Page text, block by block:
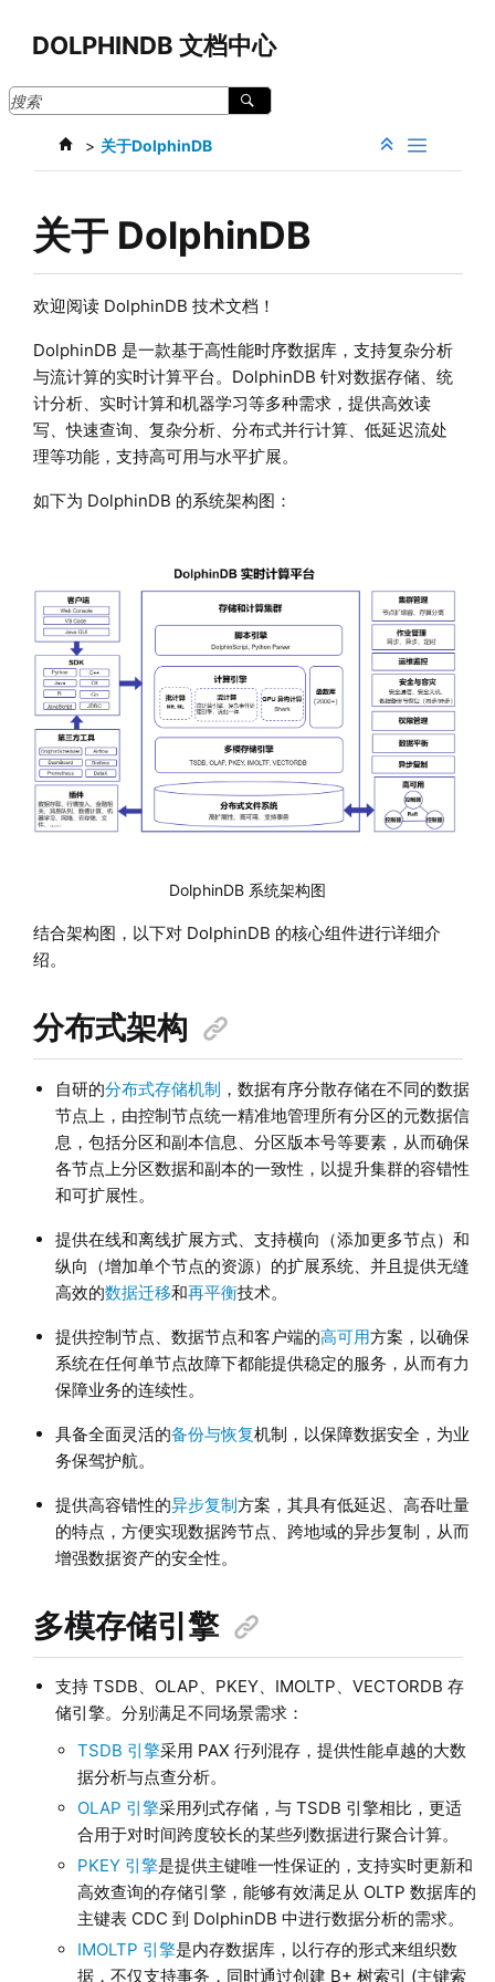
DOLPHINDB 文档中心
关于DolphinDB
关于 DolphinDB
欢迎阅读 DolphinDB 技术文档！
DolphinDB 是一款基于高性能时序数据库，支持复杂分析
与流计算的实时计算平台。DolphinDB 针对数据存储、统
计分析、实时计算和机器学习等多种需求，提供高效读
写、快速查询、复杂分析、分布式并行计算、低延迟流处
理等功能，支持高可用与水平扩展。
如下为 DolphinDB 的系统架构图：
DolphinDB 系统架构图
结合架构图，以下对 DolphinDB 的核心组件进行详细介
绍。
分布式架构
自研的分布式存储机制 ，数据有序分散存储在不同的数据
节点上，由控制节点统一精准地管理所有分区的元数据信
息，包括分区和副本信息、分区版本号等要素，从而确保
各节点上分区数据和副本的一致性，以提升集群的容错性
和可扩展性。
提供在线和离线扩展方式、支持横向（添加更多节点）和
纵向（增加单个节点的资源）的扩展系统、并且提供无缝
高效的数据迁移和再平衡技术。
提供控制节点、数据节点和客户端的高可用方案，以确保
系统在任何单节点故障下都能提供稳定的服务，从而有力
保障业务的连续性。
具备全面灵活的备份与恢复机制，以保障数据安全，为业
务保驾护航。
提供高容错性的异步复制方案，其具有低延迟、高吞吐量
的特点，方便实现数据跨节点、跨地域的异步复制，从而
增强数据资产的安全性。
多模存储引擎
支持 TSDB、OLAP、 PKEY、IMOLTP、VECTORDB 存
储引擎。分别满足不同场景需求：
TSDB 引擎采用 PAX 行列混存，提供性能卓越的大数
据分析与点查分析。
OLAP 引擎采用列式存储，与 TSDB 引擎相比，更适
合用于对时间跨度较长的某些列数据进行聚合计算。
PKEY 引擎是提供主键唯一性保证的，支持实时更新和
高效查询的存储引擎，能够有效满足从 OLTP 数据库的
主键表 CDC 到 DolphinDB 中进行数据分析的需求。
IMOLTP 引擎是内存数据库，以行存的形式来组织数
据，不仅支持事务，同时通过创建 B+ 树索引 (主键索